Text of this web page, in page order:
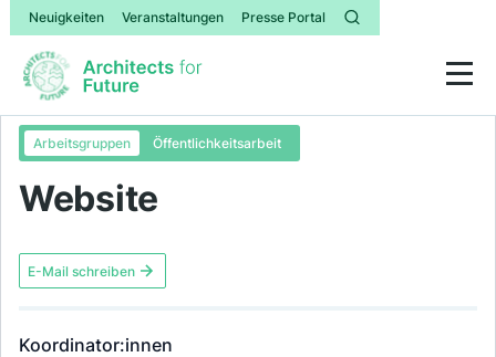
Neuigkeiten Veranstaltungen Presse Portal
Arbeitsgruppen Öffentlichkeitsarbeit
Website
E-Mail schreiben
Koordinator:innen